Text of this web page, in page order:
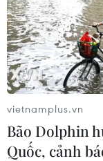
vietnamplus.vn
Bão Dolphin
Quốc, cảnh